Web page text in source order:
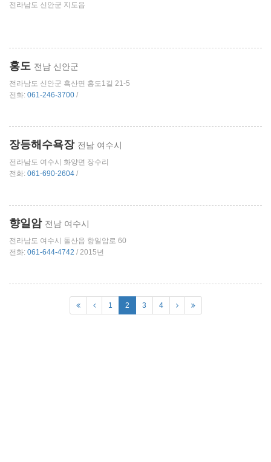
전라남도 신안군 지도읍
홍도 전남 신안군
전라남도 신안군 흑산면 홍도1길 21-5
전화: 061-246-3700 /
장등해수욕장 전남 여수시
전라남도 여수시 화양면 장수리
전화: 061-690-2604 /
향일암 전남 여수시
전라남도 여수시 돌산읍 향일암로 60
전화: 061-644-4742 / 2015년
1 2 3 4